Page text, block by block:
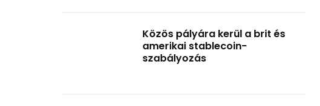
Közös pályára kerül a brit és
amerikai stablecoin-
szabályozás